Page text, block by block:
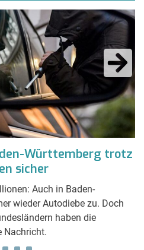
Württemberg trotz
sicher
Auch in Baden-
wieder Autodiebe zu. Doch
haben die
Nachricht.